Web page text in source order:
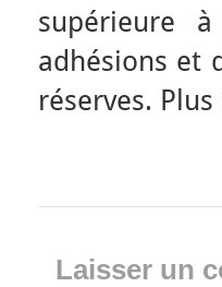
supérieure
adhésions et
réserves.
Laisser un